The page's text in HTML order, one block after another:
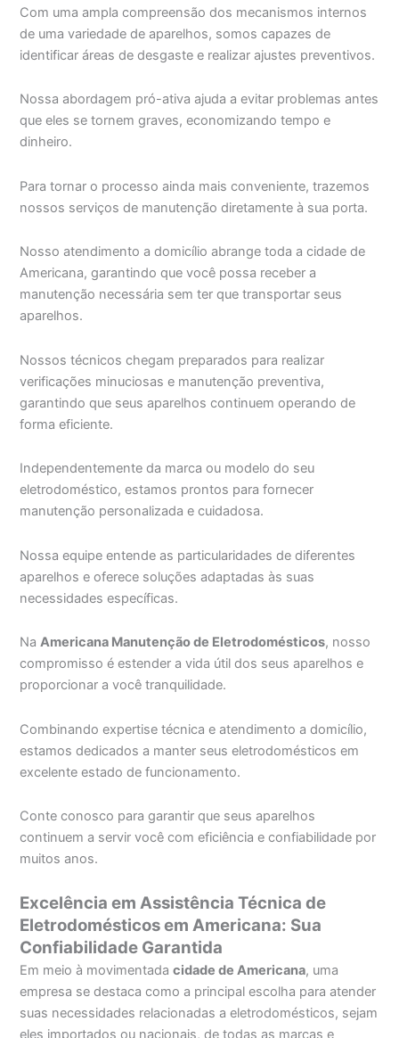
Com uma ampla compreensão dos mecanismos internos
de uma variedade de aparelhos, somos capazes de
identificar áreas de desgaste e realizar ajustes preventivos.
Nossa abordagem pró-ativa ajuda a evitar problemas antes
que eles se tornem graves, economizando tempo e
dinheiro.
Para tornar o processo ainda mais conveniente, trazemos
nossos serviços de manutenção diretamente à sua porta.
Nosso atendimento a domicílio abrange toda a cidade de
Americana, garantindo que você possa receber a
manutenção necessária sem ter que transportar seus
aparelhos.
Nossos técnicos chegam preparados para realizar
verificações minuciosas e manutenção preventiva,
garantindo que seus aparelhos continuem operando de
forma eficiente.
Independentemente da marca ou modelo do seu
eletrodoméstico, estamos prontos para fornecer
manutenção personalizada e cuidadosa.
Nossa equipe entende as particularidades de diferentes
aparelhos e oferece soluções adaptadas às suas
necessidades específicas.
NaAmericana Manutenção de Eletrodomésticos, nosso
compromisso é estender a vida útil dos seus aparelhos e
proporcionar a você tranquilidade.
Combinando expertise técnica e atendimento a domicílio,
estamos dedicados a manter seus eletrodomésticos em
excelente estado de funcionamento.
Conte conosco para garantir que seus aparelhos
continuem a servir você com eficiência e confiabilidade por
muitos anos.
Excelência em Assistência Técnica de
Eletrodomésticos em Americana: Sua
Confiabilidade Garantida
Em meio à movimentadacidade de Americana, uma
empresa se destaca como a principal escolha para atender
suas necessidades relacionadas a eletrodomésticos, sejam
eles importados ou nacionais, de todas as marcas e